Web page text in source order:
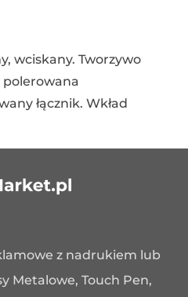
wciskany. Tworzywo
polerowana
łącznik. Wkład
z nadrukiem lub
Metalowe, Touch Pen,